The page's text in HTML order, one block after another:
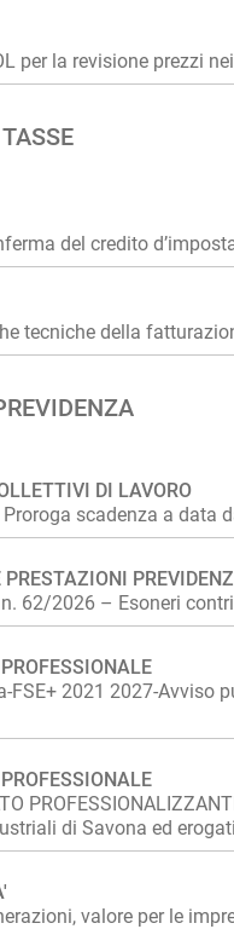
per la revisione prezzi
del credito
tecniche della
DI LAVORO
scadenza a data
PRESTAZIONI
n. 62/2026 – Esoneri
FSE+ 2021 2027-Avviso
di Savona ed
valore per le